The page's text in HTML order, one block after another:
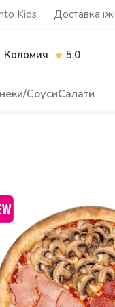
Kids Доставка їжі
Коломия 5.0
СоусиСалати